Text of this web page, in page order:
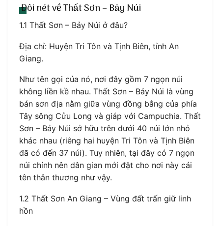
Đôi nét về Thất Sơn – Bảy Núi
1.1 Thất Sơn – Bảy Núi ở đâu?
Địa chỉ: Huyện Tri Tôn và Tịnh Biên, tỉnh An
Giang.
Như tên gọi của nó, nơi đây gồm 7 ngọn núi
không liền kề nhau. Thất Sơn – Bảy Núi là vùng
bán sơn địa nằm giữa vùng đồng bằng của phía
Tây sông Cửu Long và giáp với Campuchia. Thất
Sơn – Bảy Núi sở hữu trên dưới 40 núi lớn nhỏ
khác nhau (riêng hai huyện Tri Tôn và Tịnh Biên
đã có đến 37 núi). Tuy nhiên, tại đây có 7 ngọn
núi chính nên dân gian mới đặt cho nơi này cái
tên thân thương như vậy.
1.2 Thất Sơn An Giang – Vùng đất trấn giữ linh
hồn